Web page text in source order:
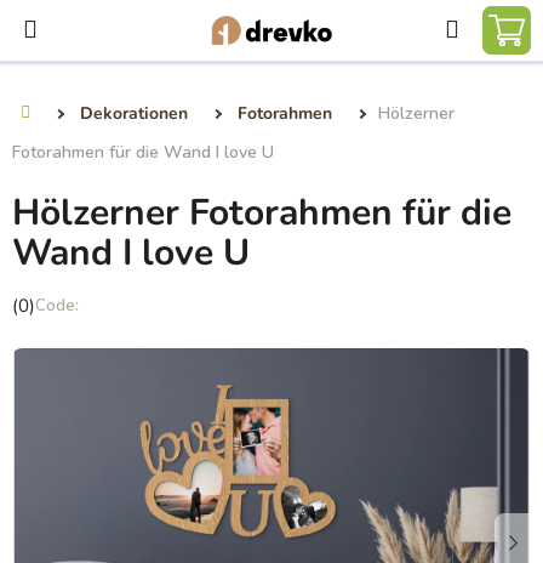
Inhalt
springen
Suchen
Dekorationen Fotorahmen
Hölzerner
Fotorahmen für die Wand I love U
Hölzerner Fotorahmen für die
Wand I love U
Die
Produktbewertung
(0)